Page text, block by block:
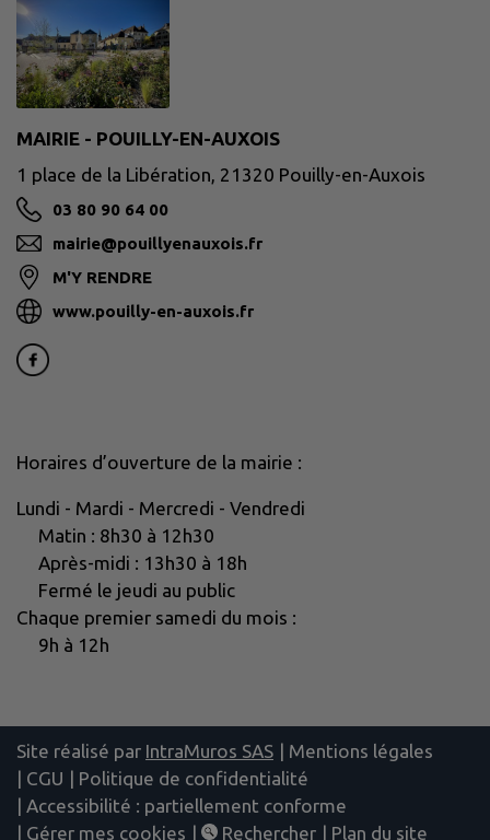
MAIRIE - POUILLY-EN-AUXOIS
1 place de la Libération, 21320 Pouilly-en-Auxois
03 80 90 64 00
mairie@pouillyenauxois.fr
M'Y RENDRE
www.pouilly-en-auxois.fr
Horaires d’ouverture de la mairie :
Lundi - Mardi - Mercredi - Vendredi
Matin : 8h30 à 12h30
Après-midi : 13h30 à 18h
Fermé le jeudi au public
Chaque premier samedi du mois :
9h à 12h
Site réalisé par IntraMuros SAS | Mentions légales
| CGU | Politique de confidentialité
| Accessibilité : partiellement conforme
| Gérer mes cookies | Rechercher | Plan du site